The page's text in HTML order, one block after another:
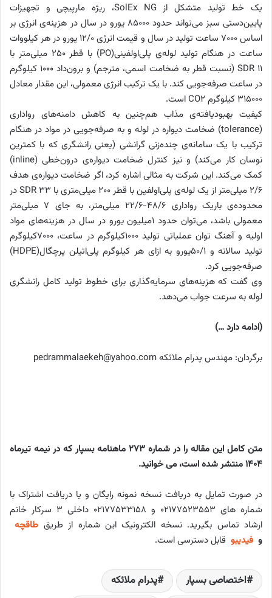
یک خط تولید متشکل از SolEx NG، ریژه مارپیچی و تجهیزات
پایین‌‌دستی سبز می‌تواند حدود 85000 یورو در سال در هزینه‌ی انرژی بر
اساس 7000 ساعت تولید در سال و قیمت انرژی 12/0 یورو در هر کیلووات
ساعت در هنگام تولید لوله‌ی پلی‌‌اولفینی(PO) با قطر 250 میلی‌متر با
SDR 11 (نسبت قطر به ضخامت اسمی، مترجم) و برون‌‌داد 1000 کیلوگرم
در ساعت صرفه‌جویی کند. با یک ترکیب انرژی معمولی، این مقدار معادل
315000 کیلوگرم CO2 است.
کیفیت بهبودیافته‌ی مذاب هم‌چنین به کاهش دامنه‌‌های رواداری
(tolerance) ضخامت دیواره در لوله و به صرفه‌‌جویی در مواد در هنگام
ترکیب با یک سامانه‌ی چنده‌‌زنی گرانشی (یعنی رانشگری که با کمترین
نوسان کار می‌‌کند) و نیز کنترل ضخامت دیواره‌ی درون‌‌خطی (inline)
کمک می‌‌کند. این شرکت به مثالی اشاره کرد، اگر ضخامت دیواره‌ی هدف
2/6 میلی‌متر از یک لوله‌ی پلی‌‌اولفین با قطر 200 میلی‌متری با SDR 33 در
محدوده‌ی باریک رواداری 48/6-22/6 میلی‌متر، به جای 7 میلی‌متر
معمولی‌ باشد، می‌توان حدود 1میلیون یورو در سال در هزینه‌های مواد
اولیه و آهنگ توان عملیاتی تولید 1000کیلوگرم در ساعت، 7000کیلوگرم
تولید سالانه و 50/1یورو به ازای هر کیلوگرم پلی‌‌اتیلن پرچگال(HDPE)
صرفه‌جویی کرد.
وی گفت که هزینه‌‌های سرمایه‌‌گذاری برای خطوط تولید کامل رانشگری
لوله به سرعت جواب می‌‌دهد.
(ادامه دارد …)
برگردان: مهندس پدرام ملائکه pedrammalaekeh@yahoo.com
متن کامل این مقاله را در شماره 273 ماهنامه بسپار که در نیمه تیرماه
1404 منتشر شده است، می خوانید.
در صورت تمایل به دریافت نسخه نمونه رایگان و یا دریافت اشتراک با
شماره های ۰۲۱۷۷۵۲۳۵۵۳ و ۰۲۱۷۷۵۳۳۱۵۸ داخلی ۳ سرکار خانم
ارشاد تماس بگیرید. نسخه الکترونیک این شماره از طریق طاقچه
و فیدیبو قابل دسترسی است.
اختصاصی بسپار
پدرام ملائکه